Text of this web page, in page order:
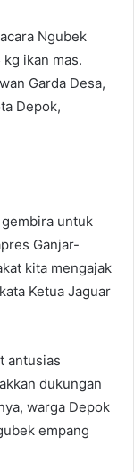
Ngubek
ikan mas.
Garda Desa,
Depok,
untuk
Ganjar-
kita mengajak
Ketua Jaguar
antusias
dukungan
warga Depok
empang